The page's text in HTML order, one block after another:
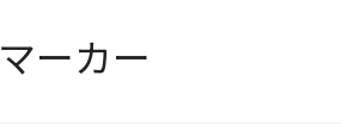
マーカー